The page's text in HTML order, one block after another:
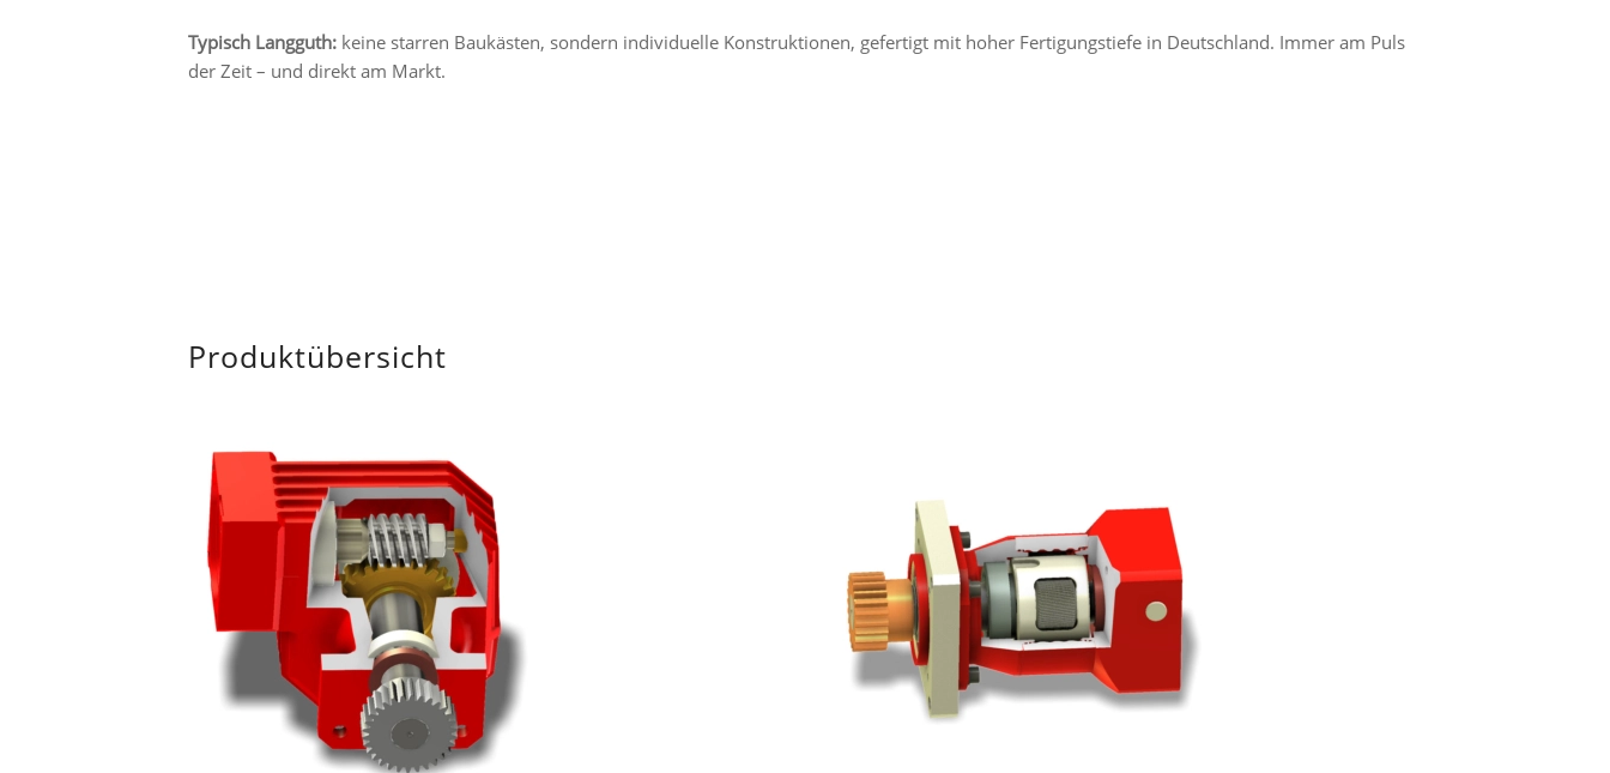
Typisch Langguth: keine starren Baukästen, sondern individuelle Konstruktionen, gefertigt mit hoher Fertigungstiefe in Deutschland. Immer am Puls
der Zeit – und direkt am Markt.
Produktübersicht